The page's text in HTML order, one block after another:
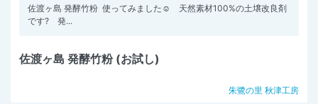
佐渡ヶ島 発酵竹粉 使ってみました☺︎ 天然素材100%の土壌改良剤
です? 発...
佐渡ヶ島 発酵竹粉 (お試し)
朱鷺の里 秋津工房